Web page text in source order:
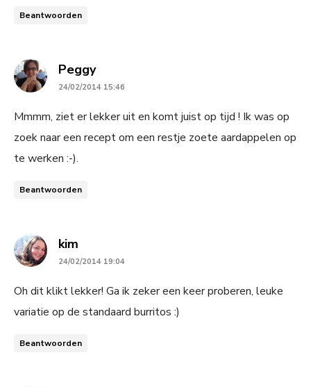
Beantwoorden
Peggysays:
24/02/2014 15:46
Mmmm, ziet er lekker uit en komt juist op tijd ! Ik was op
zoek naar een recept om een restje zoete aardappelen op
te werken :-).
Beantwoorden
kim
24/02/2014 19:04
Oh dit klikt lekker! Ga ik zeker een keer proberen, leuke
variatie op de standaard burritos :)
Beantwoorden